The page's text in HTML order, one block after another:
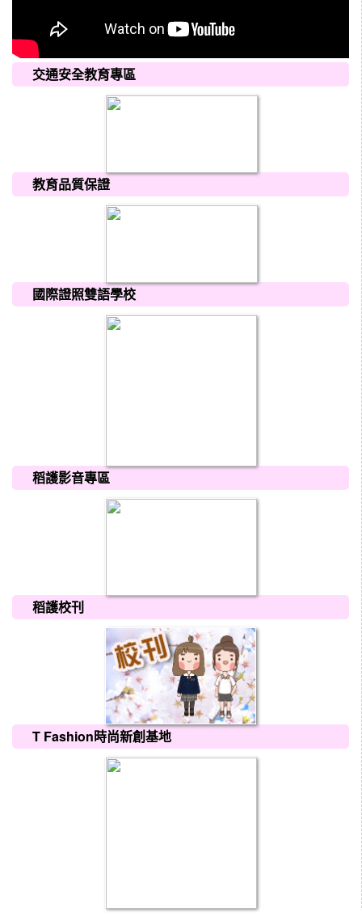
交通安全教育專區
教育品質保證
國際證照雙語學校
稻護影音專區
稻護校刊
T Fashion時尚新創基地